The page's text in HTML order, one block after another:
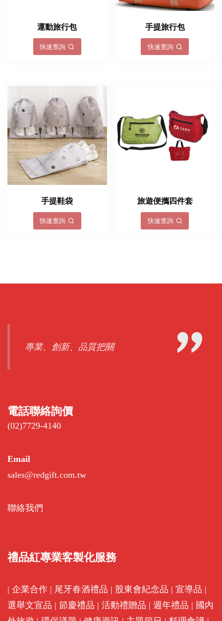
運動旅行包
快速查詢
手提旅行包
快速查詢
手提鞋袋
快速查詢
旅遊便攜四件套
快速查詢
專業、創新、品質把關
電話聯絡詢價
(02)7729-4140
Email
sales@redgift.com.tw
聯絡我們
禮品紅專業客製化服務
| 企業合作 | 尾牙春酒禮品 | 股東會紀念品 | 宣導品 |
選舉文宣品 | 節慶禮品 | 活動禮贈品 | 週年禮品 | 國內